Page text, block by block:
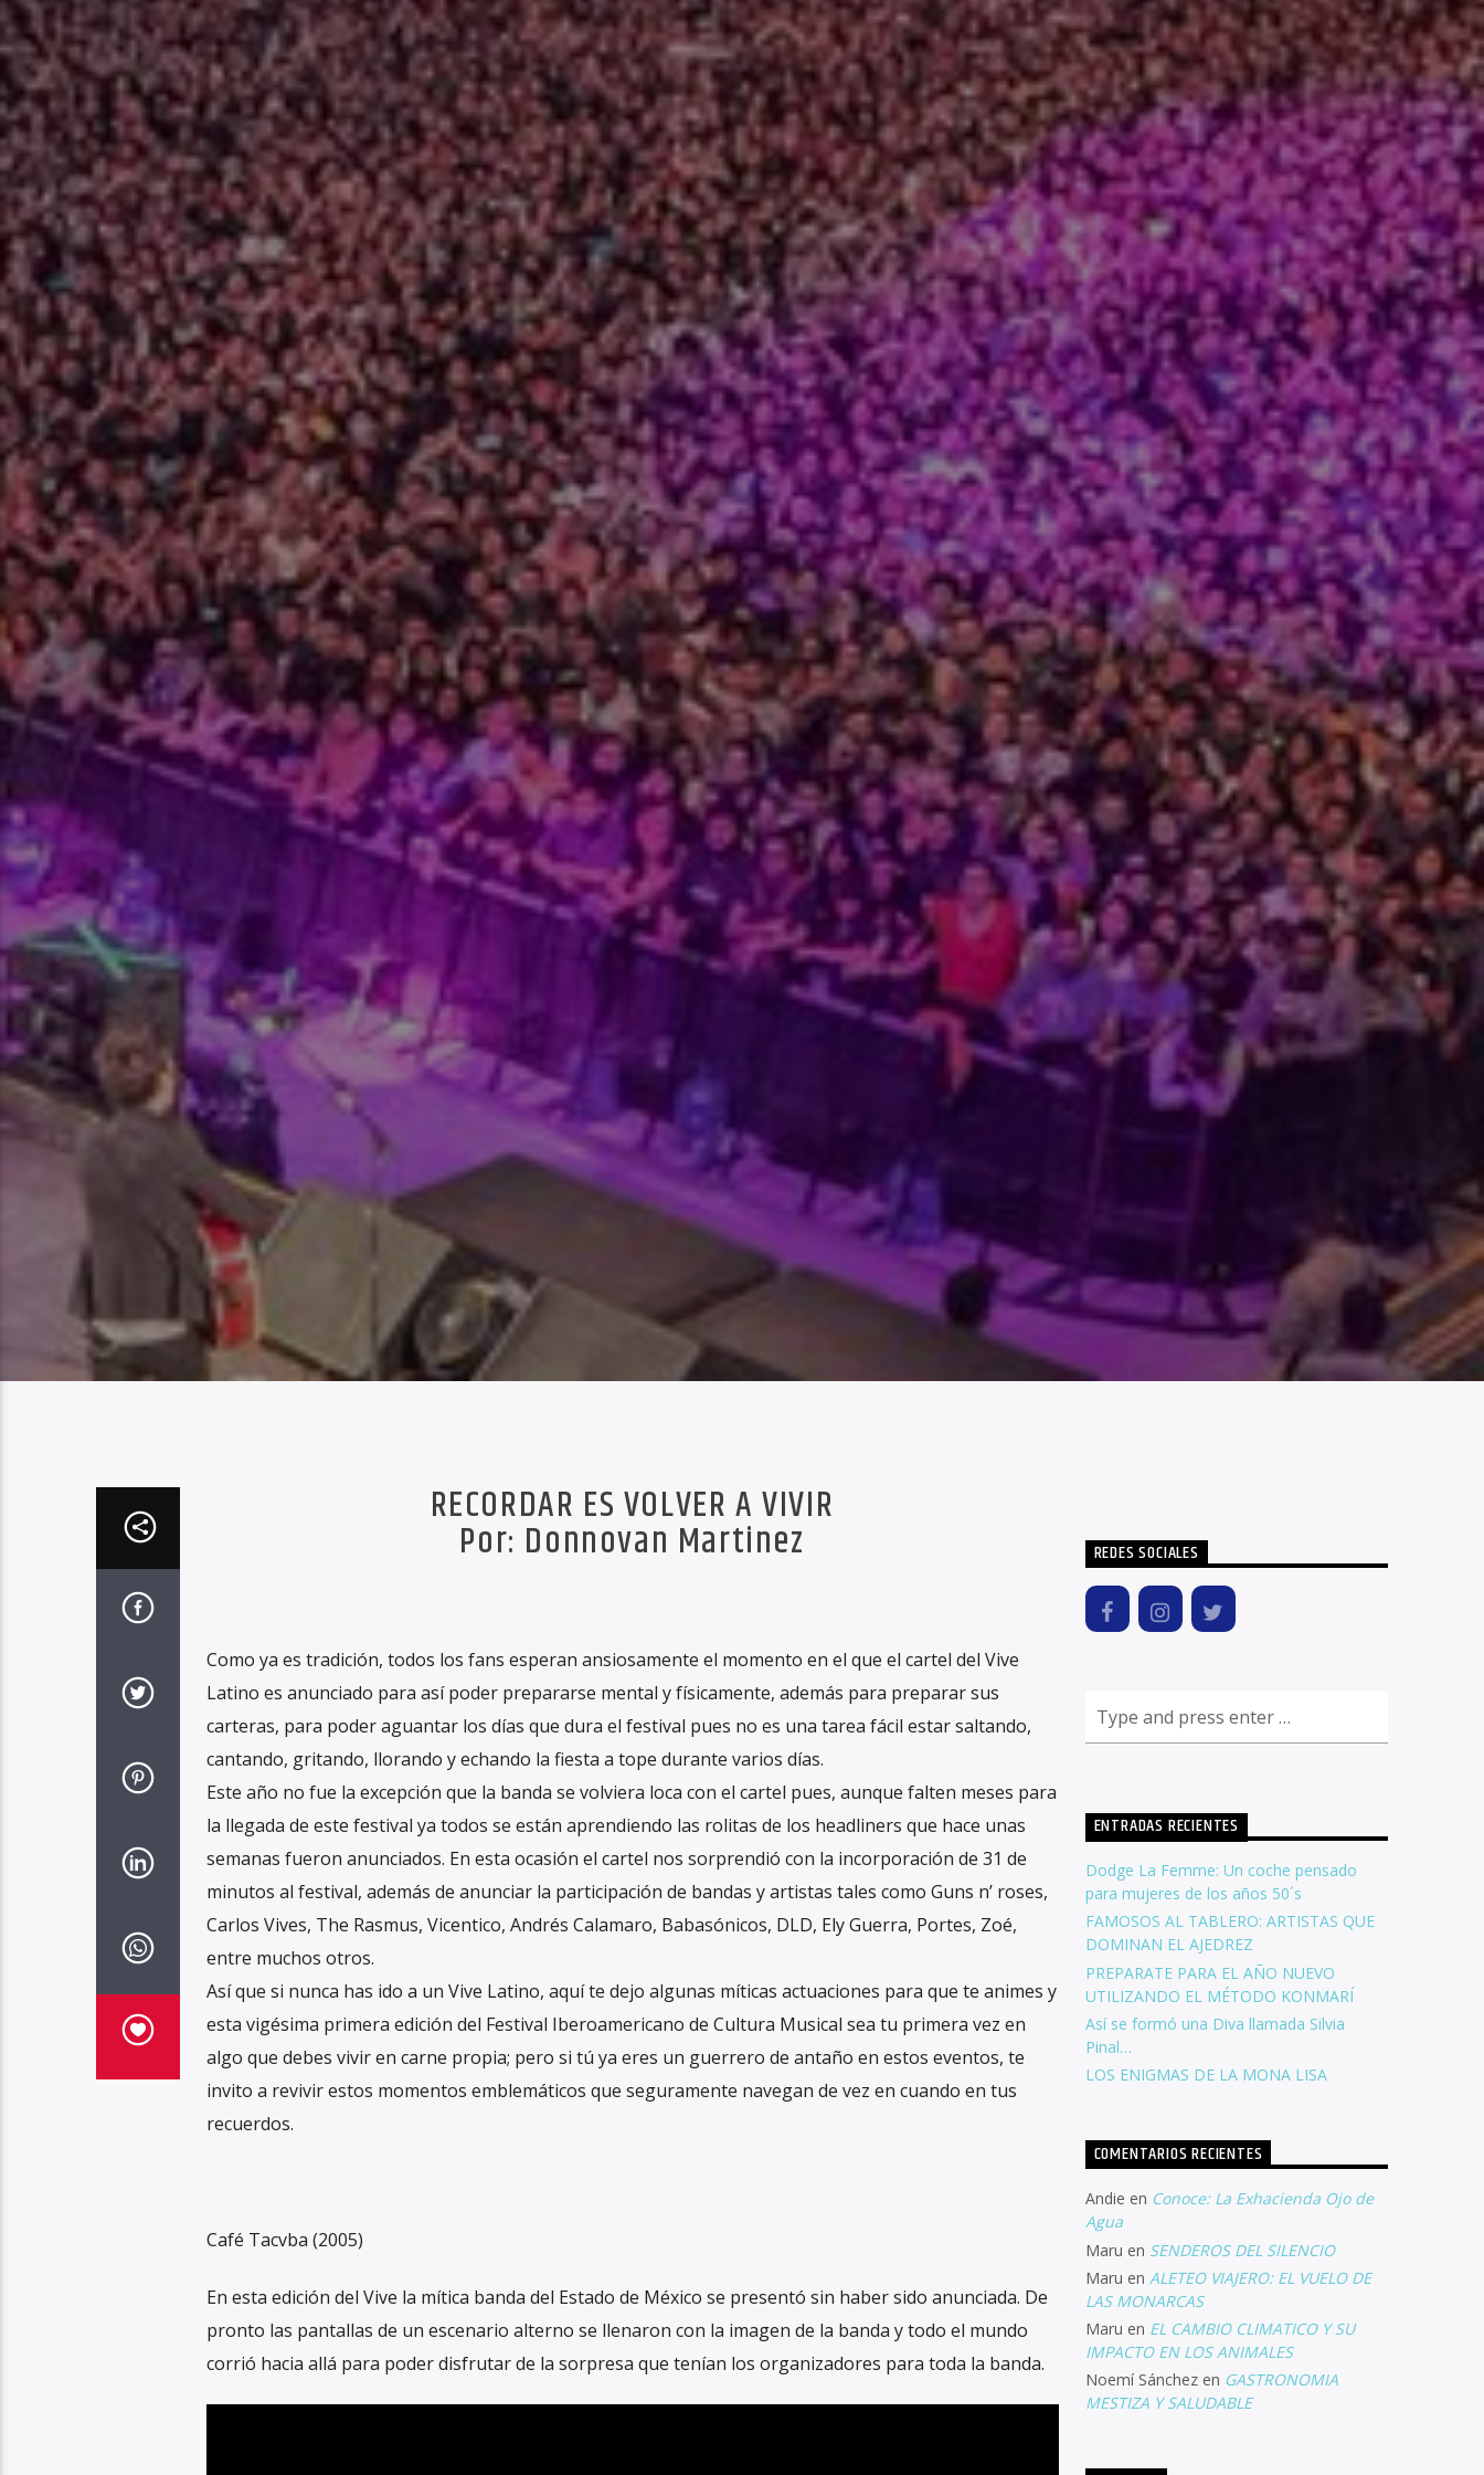
RECORDAR ES VOLVER A VIVIR
Por: Donnovan Martinez
Como ya es tradición, todos los fans esperan ansiosamente el momento en el que el cartel del Vive
Latino es anunciado para así poder prepararse mental y físicamente, además para preparar sus
carteras, para poder aguantar los días que dura el festival pues no es una tarea fácil estar saltando,
cantando, gritando, llorando y echando la fiesta a tope durante varios días.
Este año no fue la excepción que la banda se volviera loca con el cartel pues, aunque falten meses para
la llegada de este festival ya todos se están aprendiendo las rolitas de los headliners que hace unas
semanas fueron anunciados. En esta ocasión el cartel nos sorprendió con la incorporación de 31 de
minutos al festival, además de anunciar la participación de bandas y artistas tales como Guns n’ roses,
Carlos Vives, The Rasmus, Vicentico, Andrés Calamaro, Babasónicos, DLD, Ely Guerra, Portes, Zoé,
entre muchos otros.
Así que si nunca has ido a un Vive Latino, aquí te dejo algunas míticas actuaciones para que te animes y
esta vigésima primera edición del Festival Iberoamericano de Cultura Musical sea tu primera vez en
algo que debes vivir en carne propia; pero si tú ya eres un guerrero de antaño en estos eventos, te
invito a revivir estos momentos emblemáticos que seguramente navegan de vez en cuando en tus
recuerdos.
Café Tacvba (2005)
En esta edición del Vive la mítica banda del Estado de México se presentó sin haber sido anunciada. De
pronto las pantallas de un escenario alterno se llenaron con la imagen de la banda y todo el mundo
corrió hacia allá para poder disfrutar de la sorpresa que tenían los organizadores para toda la banda.
REDES SOCIALES
ENTRADAS RECIENTES
Dodge La Femme: Un coche pensado
para mujeres de los años 50´s
FAMOSOS AL TABLERO: ARTISTAS QUE
DOMINAN EL AJEDREZ
PREPARATE PARA EL AÑO NUEVO
UTILIZANDO EL MÉTODO KONMARÍ
Así se formó una Diva llamada Silvia
Pinal…
LOS ENIGMAS DE LA MONA LISA
COMENTARIOS RECIENTES
Andie en Conoce: La Exhacienda Ojo de
Agua
Maru en SENDEROS DEL SILENCIO
Maru en ALETEO VIAJERO: EL VUELO DE
LAS MONARCAS
Maru en EL CAMBIO CLIMATICO Y SU
IMPACTO EN LOS ANIMALES
Noemí Sánchezen GASTRONOMIA
MESTIZA Y SALUDABLE